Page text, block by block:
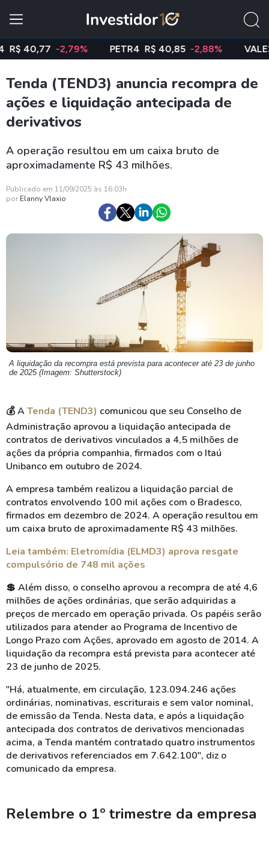
-2,79% PETR4 R$ 40,85 -2,88% VALE3 R$
Tenda (TEND3) anuncia recompra de
ações e liquidação antecipada de
derivativos
A operação resultou em um caixa bruto de
aproximadamente R$ 43 milhões.
Publicado em 11/09/2025 às 16:03h
por Elanny Vlaxio
A liquidação da recompra está prevista para acontecer até 23 de junho
de 2025 (Imagem: Shutterstock)
💰 ATenda (TEND3) comunicou que seu Conselho de
Administração aprovou a liquidação antecipada de
contratos de derivativos vinculados a 4,5 milhões de
ações da própria companhia, firmados com o Itaú
Unibanco em outubro de 2024.
A empresa também realizou a liquidação parcial de
contratos envolvendo 100 mil ações com o Bradesco,
firmados em dezembro de 2024. A operação resultou em
um caixa bruto de aproximadamente R$ 43 milhões.
Leia também: Eletromídia (ELMD3) aprova resgate
compulsório de 748 mil ações
💲 Além disso, o conselho aprovou a recompra de até 4,6
milhões de ações ordinárias, que serão adquiridas a
preços de mercado em operação privada. Os papéis serão
utilizados para atender ao Programa de Incentivo de
Longo Prazo com Ações, aprovado em agosto de 2014. A
liquidação da recompra está prevista para acontecer até
23 de junho de 2025.
"Há, atualmente, em circulação, 123.094.246 ações
ordinárias, nominativas, escriturais e sem valor nominal,
de emissão da Tenda. Nesta data, e após a liquidação
antecipada dos contratos de derivativos mencionadas
acima, a Tenda mantém contratado quatro instrumentos
de derivativos referenciados em 7.642.100", diz o
comunicado da empresa.
Relembre o 1º trimestre da empresa